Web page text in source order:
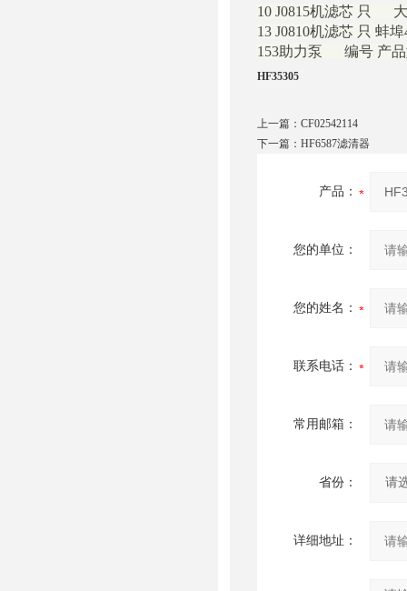
10 J0815机滤芯 只 大
13 J0810机滤芯 只 蚌
153助力泵 编号 产品
HF35305
上一篇： CF02542114
下一篇： HF6587滤清器
产品：
您的单位：
您的姓名：
联系电话：
常用邮箱：
省份：
详细地址：